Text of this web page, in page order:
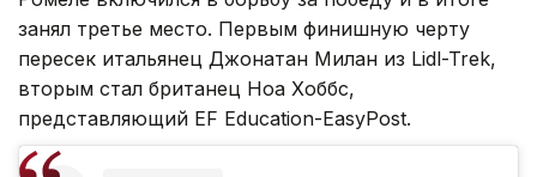
занял третье место. Первым финишную черту
пересек итальянец Джонатан Милан из Lidl-Trek,
вторым стал британец Ноа Хоббс,
представляющий EF Education-EasyPost.